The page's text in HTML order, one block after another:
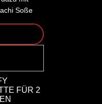
Soße
FÜR 2